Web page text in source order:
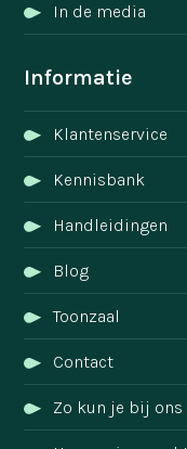
In de media
Informatie
Klantenservice
Kennisbank
Handleidingen
Blog
Toonzaal
Contact
Zo kun je bij ons